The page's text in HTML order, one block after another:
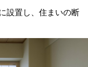
設置し、住まいの断